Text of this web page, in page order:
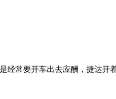
常要开车出去应酬，捷达开